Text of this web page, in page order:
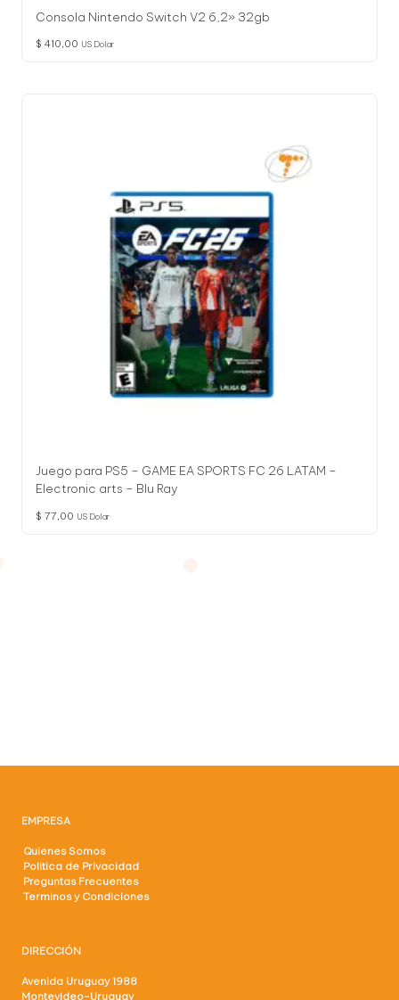
Consola Nintendo Switch V2 6,2» 32gb
$ 410,00 US Dolar
Juego para PS5 – GAME EA SPORTS FC 26 LATAM –
Electronic arts – Blu Ray
$ 77,00 US Dolar
EMPRESA
Quienes Somos
Politica de Privacidad
Preguntas Frecuentes
Terminos y Condiciones
DIRECCIÓN
Avenida Uruguay 1988
Montevideo-Uruguay